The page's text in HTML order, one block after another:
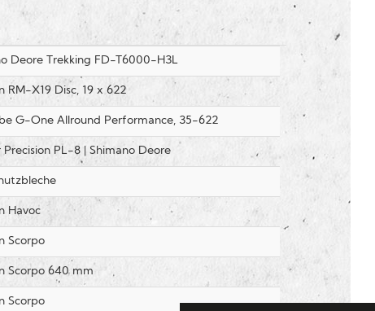
Deore Trekking FD-T6000-H3L
RM-X19 Disc, 19 x 622
G-One Allround Performance, 35-622
PL-8 | Shimano Deore
Havoc
Scorpo
Scorpo 640 mm
Scorpo